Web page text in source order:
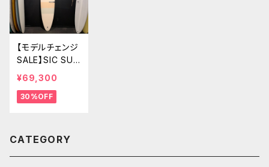
【モデルチェンジ
SALE】SIC SUR
F CLASSIC SIR
EIES 9'0" AC
E-TEC ビギナ
¥69,300
30%OFF
CATEGORY